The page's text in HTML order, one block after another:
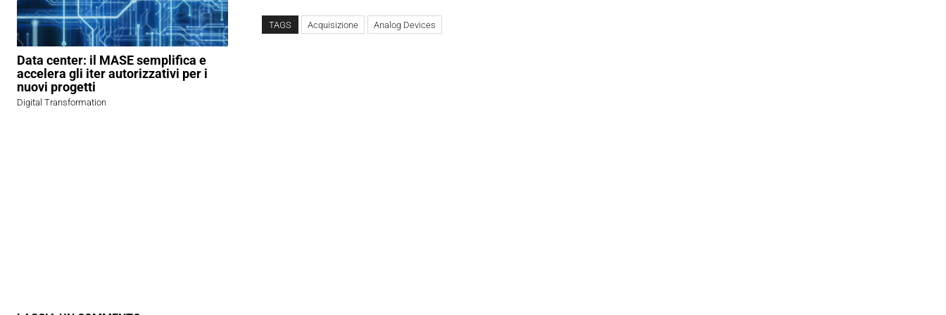
Data center: il MASE semplifica e
accelera gli iter autorizzativi per i
nuovi progetti
Digital Transformation
TAGS Acquisizione Analog Devices